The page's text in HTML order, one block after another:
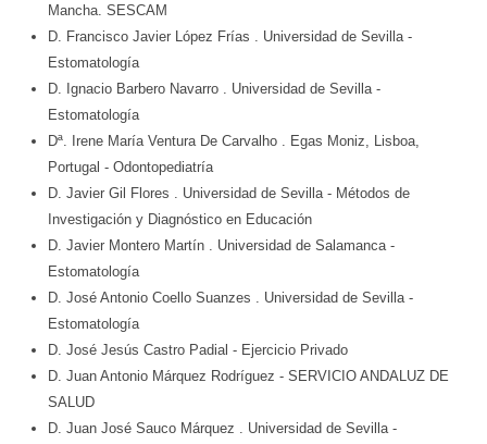
Mancha. SESCAM
D. Francisco Javier López Frías
. Universidad de Sevilla -
Estomatología
D. Ignacio Barbero Navarro
. Universidad de Sevilla -
Estomatología
Dª. Irene María Ventura De Carvalho
. Egas Moniz, Lisboa,
Portugal - Odontopediatría
D. Javier Gil Flores
. Universidad de Sevilla - Métodos de
Investigación y Diagnóstico en Educación
D. Javier Montero Martín
. Universidad de Salamanca -
Estomatología
D. José Antonio Coello Suanzes
. Universidad de Sevilla -
Estomatología
D. José Jesús Castro Padial - Ejercicio Privado
D. Juan Antonio Márquez Rodríguez - SERVICIO ANDALUZ DE
SALUD
D. Juan José Sauco Márquez
. Universidad de Sevilla -